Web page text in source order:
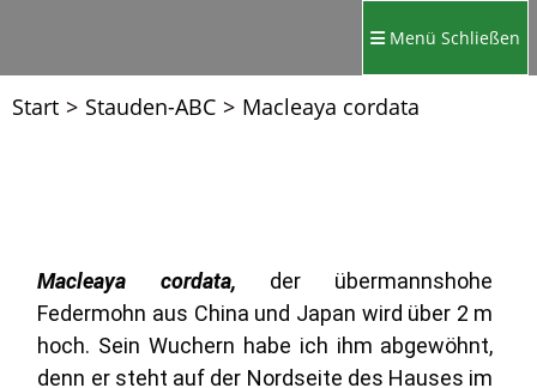
Menü Schließen
Start > Stauden-ABC > Macleaya cordata
Macleaya cordata, der übermannshohe
Federmohn aus China und Japan wird über 2 m
hoch. Sein Wuchern habe ich ihm abgewöhnt,
denn er steht auf der Nordseite des Hauses im